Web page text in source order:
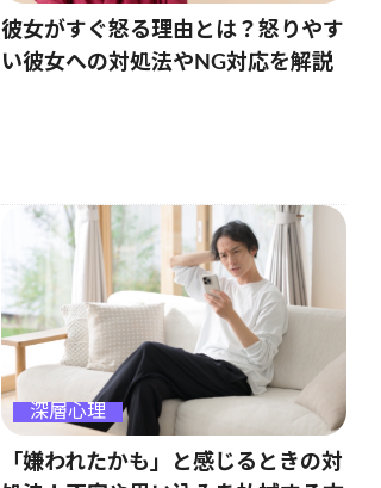
彼女がすぐ怒る理由とは？怒りやす
い彼女への対処法やNG対応を解説
深層心理
「嫌われたかも」と感じるときの対